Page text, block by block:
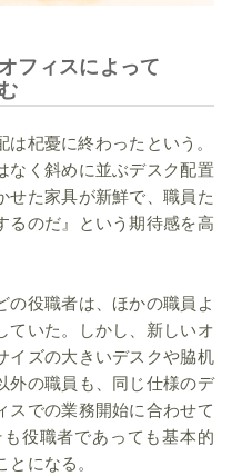
フィスによって
杞憂に終わったという。
なく斜めに並ぶデスク配置
せた家具が新鮮で、職員た
るのだ』という期待感を高
の役職者は、ほかの職員よ
ていた。しかし、新しいオ
イズの大きいデスクや脇机
外の職員も、同じ仕様のデ
スでの業務開始に合わせて
役職者であっても基本的
になる。